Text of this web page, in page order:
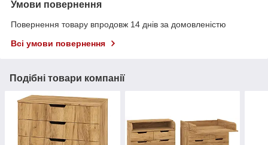
Умови повернення
Повернення товару впродовж 14 днів за домовленістю
Всі умови повернення
Подібні товари компанії